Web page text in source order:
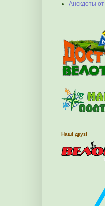
Анекдоты
Наші друзі